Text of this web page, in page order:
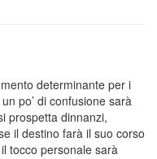
determinante per i
po’ di confusione sarà
prospetta dinnanzi,
il destino farà il suo corso
tocco personale sarà